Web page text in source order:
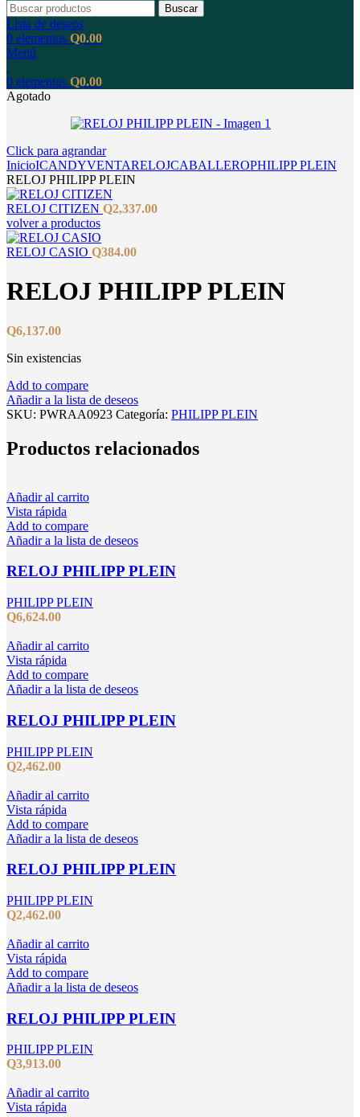
Buscar
Lista de deseos
0 elementos Q0.00
Menú
0 elementos Q0.00
Agotado
Click para agrandar
InicioICANDYVENTARELOJCABALLEROPHILIPP PLEIN
RELOJ PHILIPP PLEIN
RELOJ CITIZEN Q2,337.00
volver a productos
RELOJ CASIO Q384.00
RELOJ PHILIPP PLEIN
Q6,137.00
Sin existencias
Add to compare
Añadir a la lista de deseos
SKU: PWRAA0923 Categoría: PHILIPP PLEIN
Productos relacionados
Añadir al carrito
Vista rápida
Add to compare
Añadir a la lista de deseos
RELOJ PHILIPP PLEIN
PHILIPP PLEIN
Q6,624.00
Añadir al carrito
Vista rápida
Add to compare
Añadir a la lista de deseos
RELOJ PHILIPP PLEIN
PHILIPP PLEIN
Q2,462.00
Añadir al carrito
Vista rápida
Add to compare
Añadir a la lista de deseos
RELOJ PHILIPP PLEIN
PHILIPP PLEIN
Q2,462.00
Añadir al carrito
Vista rápida
Add to compare
Añadir a la lista de deseos
RELOJ PHILIPP PLEIN
PHILIPP PLEIN
Q3,913.00
Añadir al carrito
Vista rápida